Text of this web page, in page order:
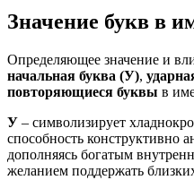
Значение букв в
Определяющее значение и
начальная буква (У),
повторяющиеся буквы в
У – символизирует
способность конструктивно
дополняясь богатым
желанием поддержать